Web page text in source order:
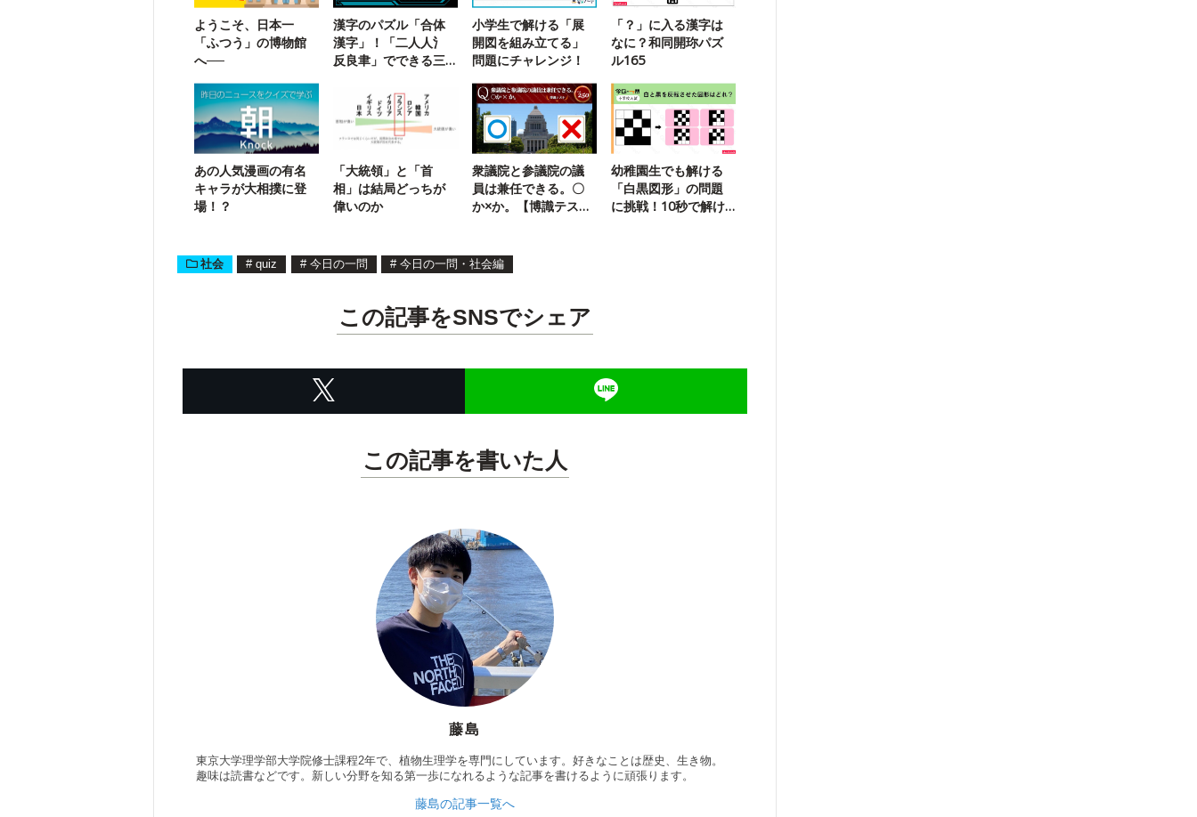
ようこそ、日本一
「ふつう」の博物館
へ──
漢字のパズル「合体
漢字」！「二人人氵
反良聿」でできる三
小学生で解ける「展
開図を組み立てる」
問題にチャレンジ！
「？」に入る漢字は
なに？和同開珎パズ
ル165
あの人気漫画の有名
キャラが大相撲に登
場！？
「大統領」と「首
相」は結局どっちが
偉いのか
衆議院と参議院の議
員は兼任できる。〇
か×か。【博識テス
幼稚園生でも解ける
「白黒図形」の問題
に挑戦！10秒で解け
社会 # quiz # 今日の一問 # 今日の一問・社会編
この記事をSNSでシェア
この記事を書いた人
藤島
東京大学理学部大学院修士課程2年で、植物生理学を専門にしています。好きなことは歴史、生き物。
趣味は読書などです。新しい分野を知る第一歩になれるような記事を書けるように頑張ります。
藤島の記事一覧へ